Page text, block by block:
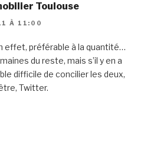
Toulouse
À 11:00
effet, préférable à la quantité…
du reste, mais s’il y en a
difficile de concilier les deux,
Twitter.